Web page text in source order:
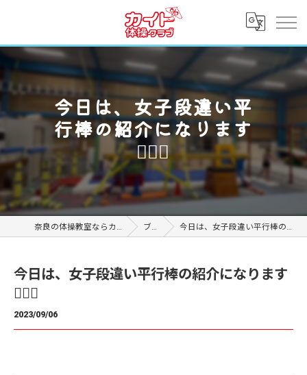
今日は、女子段違い平
行棒の紹介になります
💁🏻‍♂️
奈良の体操教室ならカイト体操クラブ ブログ 今日は、女子段違い平行棒の紹介になります💁🏻‍♂️
今日は、女子段違い平行棒の紹介になります
💁🏻‍♂️
2023/09/06